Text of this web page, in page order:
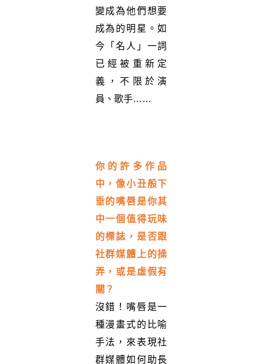
變成為他們想要
成為的明星。如
今「名人」一詞
已經被重新定
義，不限於演
員、歌手……
你的許多作品
中，像小丑般下
垂的嘴唇是你其
中一個值得玩味
的標誌，是否跟
社群媒體上的操
弄，或是虛假有
關？
沒錯！嘴唇是一
種漫畫式的比喻
手法，來表現社
群媒體如何助長